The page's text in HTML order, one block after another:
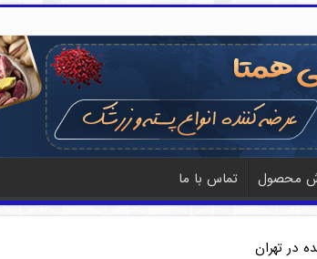
محصول تماس با ما
در تهران